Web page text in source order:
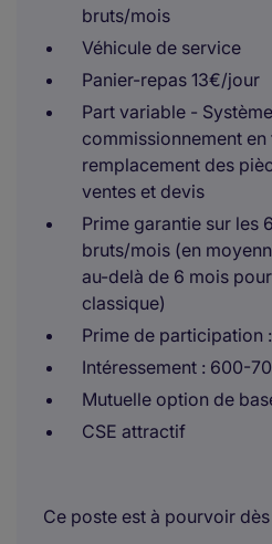
bruts/mois
Véhicule de service
Panier-repas 13€/jour
Part variable -
commissionnement
remplacement des
ventes et devis
Prime garantie sur les
bruts/mois (en
au-delà de 6 mois
classique)
Prime de participation
Intéressement : 600-
Mutuelle option de
CSE attractif
Ce poste est à pourvoir